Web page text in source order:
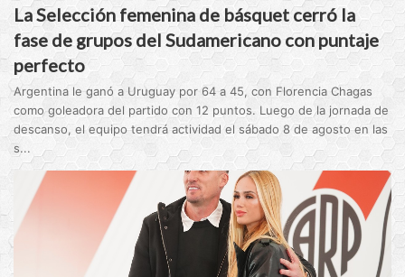
La Selección femenina de básquet cerró la
fase de grupos del Sudamericano con puntaje
perfecto
Argentina le ganó a Uruguay por 64 a 45, con Florencia Chagas
como goleadora del partido con 12 puntos. Luego de la jornada de
descanso, el equipo tendrá actividad el sábado 8 de agosto en las
s...